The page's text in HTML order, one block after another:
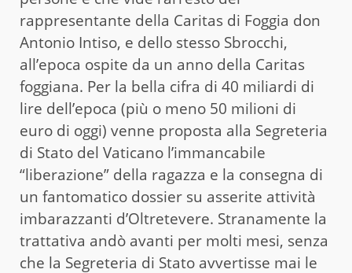
rappresentante della Caritas di Foggia don
Antonio Intiso, e dello stesso Sbrocchi,
all’epoca ospite da un anno della Caritas
foggiana. Per la bella cifra di 40 miliardi di
lire dell’epoca (più o meno 50 milioni di
euro di oggi) venne proposta alla Segreteria
di Stato del Vaticano l’immancabile
“liberazione” della ragazza e la consegna di
un fantomatico dossier su asserite attività
imbarazzanti d’Oltretevere. Stranamente la
trattativa andò avanti per molti mesi, senza
che la Segreteria di Stato avvertisse mai le